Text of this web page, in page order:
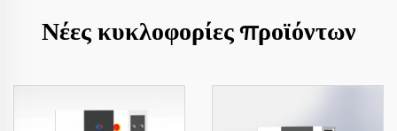
Νέες κυκλοφορίες προϊόντων